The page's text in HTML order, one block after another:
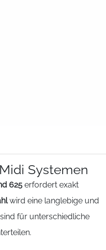
Systemen
625 erfordert exakt
wird eine langlebige und
für unterschiedliche